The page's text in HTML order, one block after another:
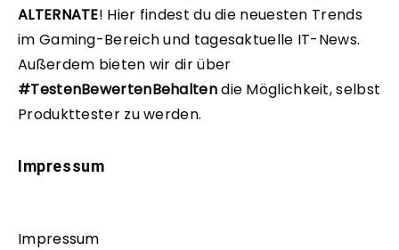
ALTERNATE! Hier findest du die neuesten Trends
im Gaming-Bereich und tagesaktuelle IT-News.
Außerdem bieten wir dir über
#TestenBewertenBehaltendie Möglichkeit, selbst
Produkttester zu werden.
Impressum
Impressum